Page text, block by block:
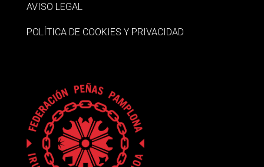
AVISO LEGAL
POLÍTICA DE COOKIES Y PRIVACIDAD